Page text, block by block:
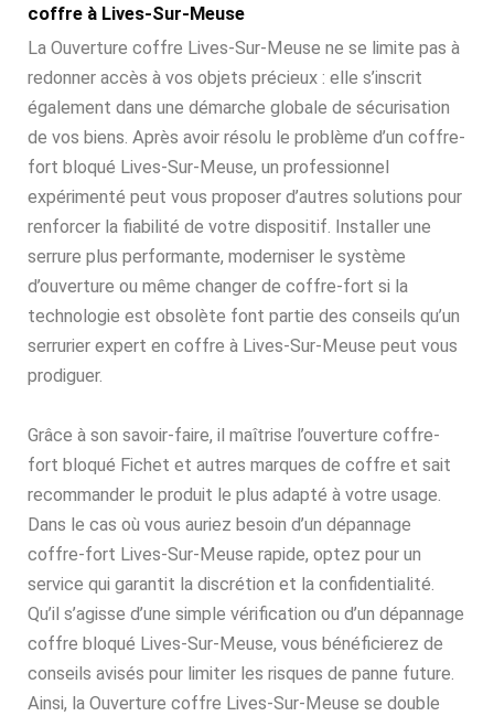
coffre à Lives-Sur-Meuse
La Ouverture coffre Lives-Sur-Meuse ne se limite pas à
redonner accès à vos objets précieux : elle s’inscrit
également dans une démarche globale de sécurisation
de vos biens. Après avoir résolu le problème d’un coffre-
fort bloqué Lives-Sur-Meuse, un professionnel
expérimenté peut vous proposer d’autres solutions pour
renforcer la fiabilité de votre dispositif. Installer une
serrure plus performante, moderniser le système
d’ouverture ou même changer de coffre-fort si la
technologie est obsolète font partie des conseils qu’un
serrurier expert en coffre à Lives-Sur-Meuse peut vous
prodiguer.
Grâce à son savoir-faire, il maîtrise l’ouverture coffre-
fort bloqué Fichet et autres marques de coffre et sait
recommander le produit le plus adapté à votre usage.
Dans le cas où vous auriez besoin d’un dépannage
coffre-fort Lives-Sur-Meuse rapide, optez pour un
service qui garantit la discrétion et la confidentialité.
Qu’il s’agisse d’une simple vérification ou d’un dépannage
coffre bloqué Lives-Sur-Meuse, vous bénéficierez de
conseils avisés pour limiter les risques de panne future.
Ainsi, la Ouverture coffre Lives-Sur-Meuse se double